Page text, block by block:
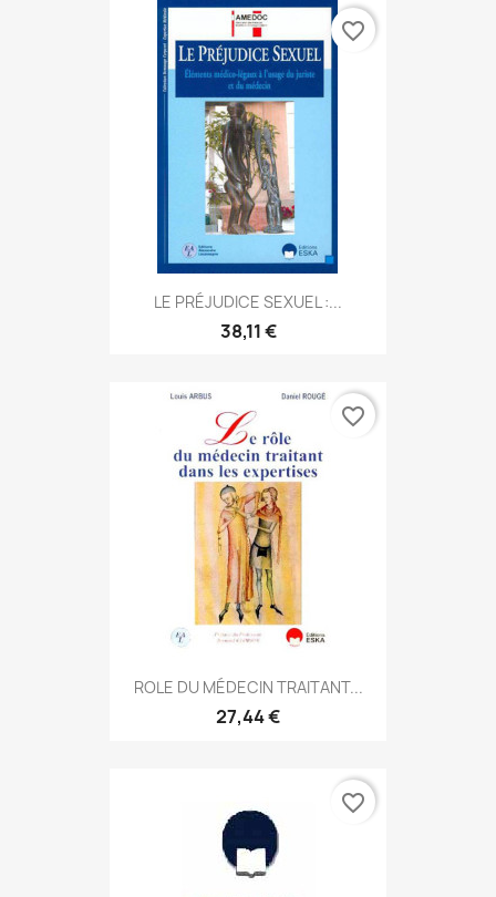
LE PRÉJUDICE SEXUEL :...
38,11 €
favorite_border
ROLE DU MÉDECIN TRAITANT...
27,44 €
favorite_border
favorite_border